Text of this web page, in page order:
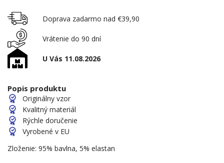
Doprava zadarmo nad €39,90
Vrátenie do 90 dní
U Vás 11.08.2026
Popis produktu
Originálny vzor
Kvalitný materiál
Rýchle doručenie
Vyrobené v EU
Zloženie: 95% bavlna, 5% elastan